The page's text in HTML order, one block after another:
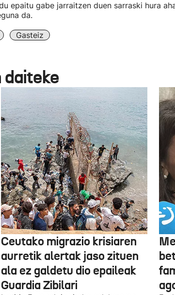
epaitu gabe jarraitzen duen sarraski hura
da.
Gasteiz
daiteke
Ceutako migrazio krisiaren
aurretik alertak jaso zituen
ala ez galdetu dio epaileak
Guardia Zibilari